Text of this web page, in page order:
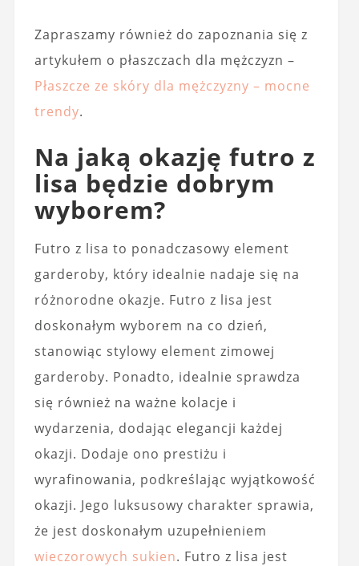
Zapraszamy również do zapoznania się z
artykułem o płaszczach dla mężczyzn –
Płaszcze ze skóry dla mężczyzny – mocne
trendy.
Na jaką okazję futro z
lisa będzie dobrym
wyborem?
Futro z lisa to ponadczasowy element
garderoby, który idealnie nadaje się na
różnorodne okazje. Futro z lisa jest
doskonałym wyborem na co dzień,
stanowiąc stylowy element zimowej
garderoby. Ponadto, idealnie sprawdza
się również na ważne kolacje i
wydarzenia, dodając elegancji każdej
okazji. Dodaje ono prestiżu i
wyrafinowania, podkreślając wyjątkowość
okazji. Jego luksusowy charakter sprawia,
że jest doskonałym uzupełnieniem
wieczorowych sukien. Futro z lisa jest